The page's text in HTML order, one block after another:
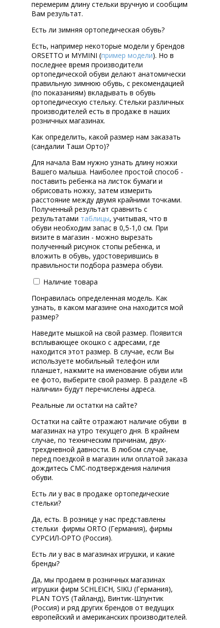
перемерим длину стельки вручную и сообщим
Вам результат.
Есть ли зимняя ортопедическая обувь?
Есть, например некоторые модели у брендов
ORSETTO и MYMINI (пример модели). Но в
последнее время производители
ортопедической обуви делают анатомически
правильную зимнюю обувь, с рекомендацией
(по показаниям) вкладывать в обувь
ортопедическую стельку. Стельки различных
производителей есть в продаже в наших
розничных магазинах.
Как определить, какой размер нам заказать
(сандалии Таши Орто)?
Для начала Вам нужно узнать длину ножки
Вашего малыша. Наиболее простой способ -
поставить ребенка на листок бумаги и
обрисовать ножку, затем измерить
расстояние между двумя крайними точками.
Полученный результат сравнить с
результатами таблицы, учитывая, что в
обуви необходим запас в 0,5-1,0 см. При
визите в магазин - можно вырезать
полученный рисунок стопы ребенка, и
вложить в обувь, удостоверившись в
правильности подбора размера обуви.
Наличие товара
Понравилась определенная модель. Как
узнать, в каком магазине она находится мой
размер?
Наведите мышкой на свой размер. Появится
всплывающее окошко с адресами, где
находится этот размер. В случае, если Вы
используете мобильный телефон или
планшет, нажмите на именование обуви или
ее фото, выберите свой размер. В разделе «В
наличии» будут перечислены адреса.
Реальные ли остатки на сайте?
Остатки на сайте отражают наличие обуви в
магазинах на утро текущего дня. В крайнем
случае, по техническим причинам, двух-
трехдневной давности. В любом случае,
перед поездкой в магазин или оплатой заказа
дождитесь СМС-подтверждения наличия
обуви.
Есть ли у вас в продаже ортопедические
стельки?
Да, есть. В рознице у нас представлены
стельки фирмы ORTO (Германия), фирмы
СУРСИЛ-ОРТО (Россия).
Есть ли у вас в магазинах игрушки, и какие
бренды?
Да, мы продаем в розничных магазинах
игрушки фирм SCHLEICH, SIKU (Германия),
PLAN TOYS (Тайланд), Винтик-Шпунтик
(Россия) и ряд других брендов от ведущих
европейский и американских производителей.